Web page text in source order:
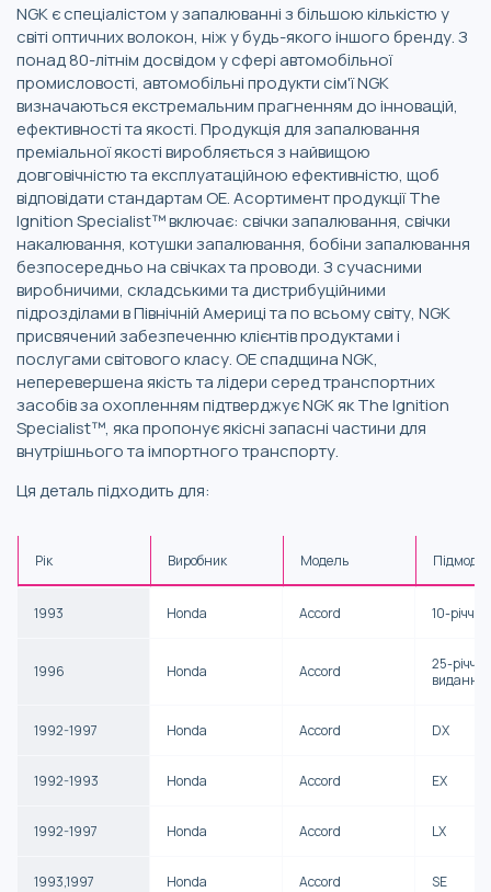
NGK є спеціалістом у запалюванні з більшою кількістю у
світі оптичних волокон, ніж у будь-якого іншого бренду. З
понад 80-літнім досвідом у сфері автомобільної
промисловості, автомобільні продукти сім'ї NGK
визначаються екстремальним прагненням до інновацій,
ефективності та якості. Продукція для запалювання
преміальної якості виробляється з найвищою
довговічністю та експлуатаційною ефективністю, щоб
відповідати стандартам ОЕ. Асортимент продукції The
Ignition Specialist™ включає: свічки запалювання, свічки
накалювання, котушки запалювання, бобіни запалювання
безпосередньо на свічках та проводи. З сучасними
виробничими, складськими та дистрибуційними
підрозділами в Північній Америці та по всьому світу, NGK
присвячений забезпеченню клієнтів продуктами і
послугами світового класу. ОЕ спадщина NGK,
неперевершена якість та лідери серед транспортних
засобів за охопленням підтверджує NGK як The Ignition
Specialist™, яка пропонує якісні запасні частини для
внутрішнього та імпортного транспорту.
Ця деталь підходить для:
Рік Виробник Модель
1993 Honda Accord 10-річчя
1996 Honda Accord
25-річчя
видання
1992-1997 Honda Accord DX
1992-1993 Honda Accord EX
1992-1997 Honda Accord LX
1993,1997 Honda Accord SE